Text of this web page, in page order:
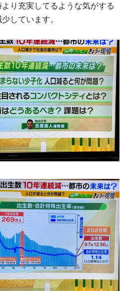
り充実してるような気がする
しています。